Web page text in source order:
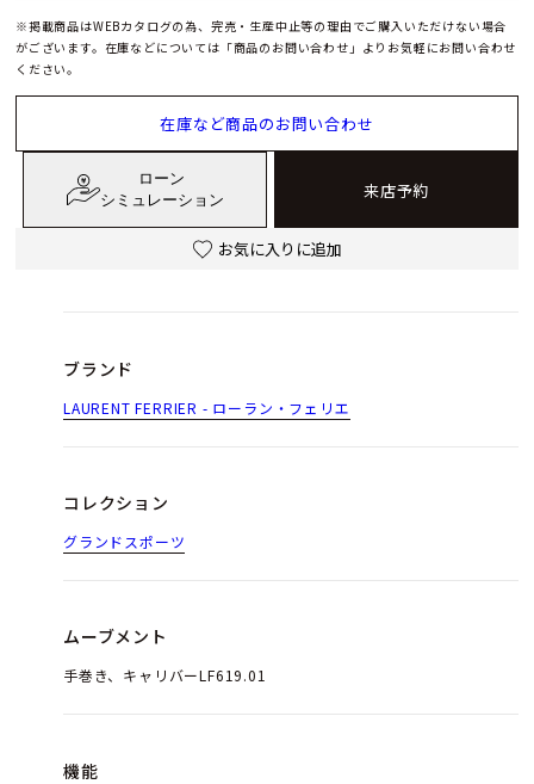
※掲載商品はWEBカタログの為、完売・生産中止等の理由でご購入いただけない場合
がございます。在庫などについては「商品のお問い合わせ」よりお気軽にお問い合わせ
ください。
在庫など商品のお問い合わせ
ローン
シミュレーション
来店予約
お気に入りに追加
ブランド
LAURENT FERRIER - ローラン・フェリエ
コレクション
グランドスポーツ
ムーブメント
手巻き、キャリバーLF619.01
機能